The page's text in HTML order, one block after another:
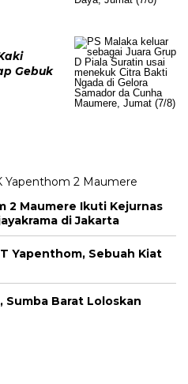
Gebuk
2 Maumere Ikuti Kejurnas
di Jakarta
Yapenthom, Sebuah Kiat
Sumba Barat Loloskan